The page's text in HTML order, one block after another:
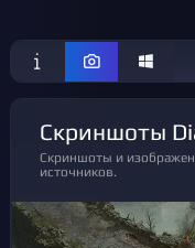
Скриншоты
Скриншоты и изображения игры Diablo 4 взяты из открытых
источников.